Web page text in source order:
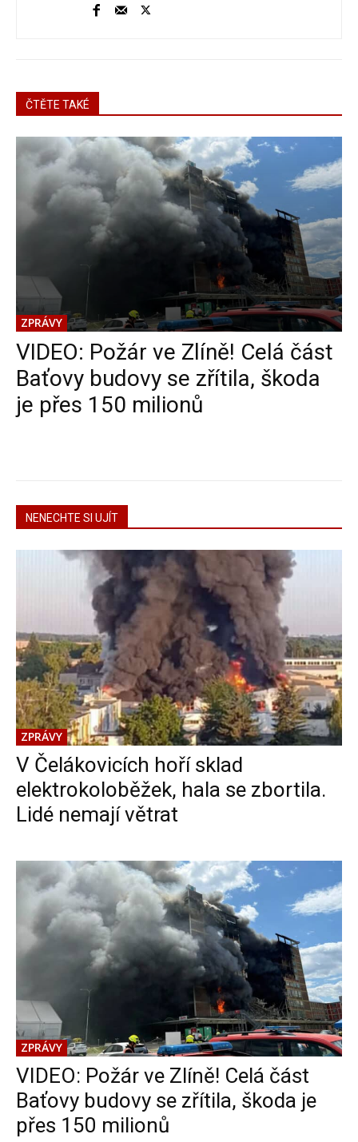
ČTĚTE TAKÉ
ZPRÁVY
VIDEO: Požár ve Zlíně! Celá část
Baťovy budovy se zřítila, škoda
je přes 150 milionů
NENECHTE SI UJÍT
ZPRÁVY
V Čelákovicích hoří sklad
elektrokoloběžek, hala se zbortila.
Lidé nemají větrat
ZPRÁVY
VIDEO: Požár ve Zlíně! Celá část
Baťovy budovy se zřítila, škoda je
přes 150 milionů